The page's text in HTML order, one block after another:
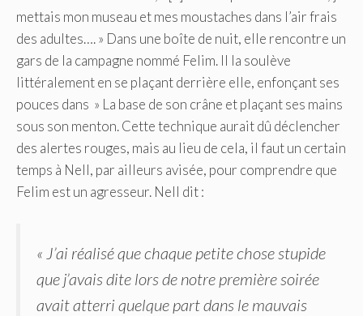
mettais mon museau et mes moustaches dans l’air frais
des adultes…. » Dans une boîte de nuit, elle rencontre un
gars de la campagne nommé Felim. Il la soulève
littéralement en se plaçant derrière elle, enfonçant ses
pouces dans » La base de son crâne et plaçant ses mains
sous son menton. Cette technique aurait dû déclencher
des alertes rouges, mais au lieu de cela, il faut un certain
temps à Nell, par ailleurs avisée, pour comprendre que
Felim est un agresseur. Nell dit :
« J’ai réalisé que chaque petite chose stupide
que j’avais dite lors de notre première soirée
avait atterri quelque part dans le mauvais